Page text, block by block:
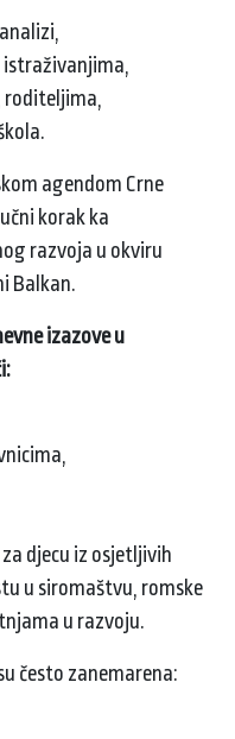
roditeljima,
agendom Crne
korak ka
razvoja u okviru
Balkan.
izazove u
djecu iz osjetljivih
u siromaštvu, romske
u razvoju.
često zanemarena: